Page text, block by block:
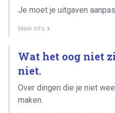
Je moet je uitgaven
Meer info
Wat het oog niet
niet.
Over dingen die je niet
maken.